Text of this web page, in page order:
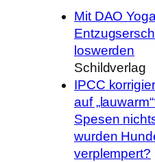
Mit DAO
loswerden
Schildverlag
IPCC
auf
Spesen
wurden
verplempert?